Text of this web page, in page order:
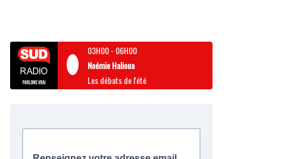
03H00- 06H00
Noémie Halioua
Les débats de l'été